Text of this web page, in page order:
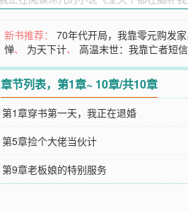
新书推荐：70年代开局，我靠零元购发家
惮、 为天下计、高温末世：我靠亡者短
章节列表，第1章~ 10章/共10章
第1章穿书第一天，我正在退婚
第5章捡个大佬当伙计
第9章老板娘的特别服务